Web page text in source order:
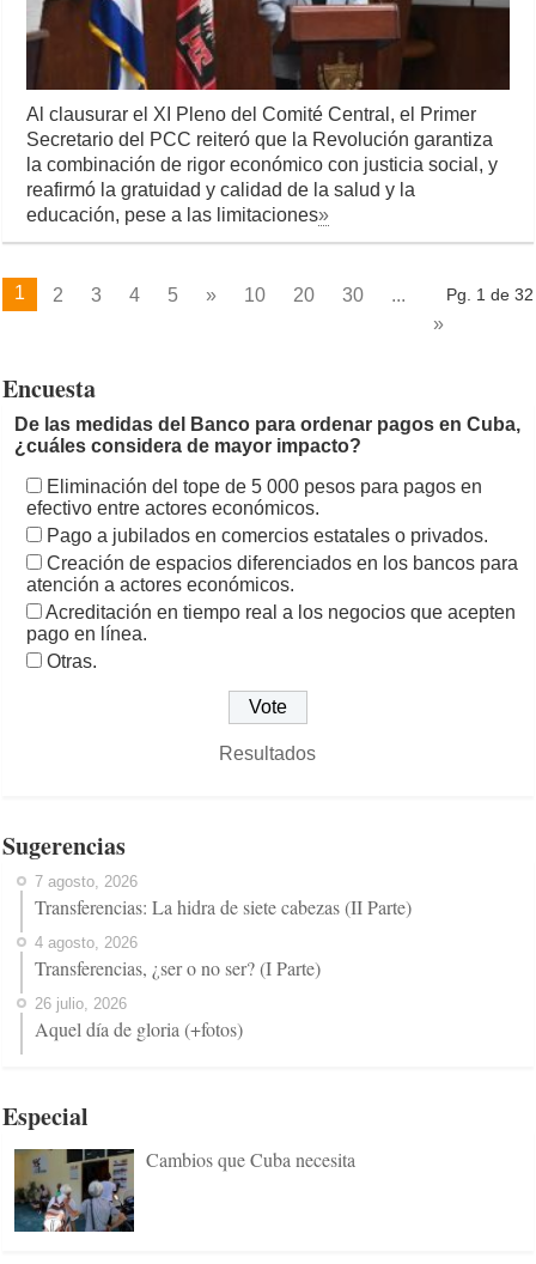
Al clausurar el XI Pleno del Comité Central, el Primer
Secretario del PCC reiteró que la Revolución garantiza
la combinación de rigor económico con justicia social, y
reafirmó la gratuidad y calidad de la salud y la
educación, pese a las limitaciones»
Pg. 1 de 32
1 2 3 4 5 » 10 20 30
...
»
Encuesta
De las medidas del Banco para ordenar pagos en Cuba,
¿cuáles considera de mayor impacto?
Eliminación del tope de 5 000 pesos para pagos en
efectivo entre actores económicos.
Pago a jubilados en comercios estatales o privados.
Creación de espacios diferenciados en los bancos para
atención a actores económicos.
Acreditación en tiempo real a los negocios que acepten
pago en línea.
Otras.
Resultados
Sugerencias
7 agosto, 2026
Transferencias: La hidra de siete cabezas (II Parte)
4 agosto, 2026
Transferencias, ¿ser o no ser? (I Parte)
26 julio, 2026
Aquel día de gloria (+fotos)
Especial
Cambios que Cuba necesita